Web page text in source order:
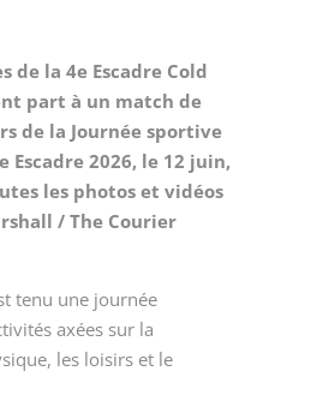
de la 4e Escadre Cold
part à un match de
de la Journée sportive
Escadre 2026, le 12 juin,
les photos et vidéos
/ The Courier
tenu une journée
axées sur la
les loisirs et le